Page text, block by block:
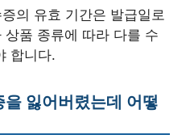
의 유효 기간은 발급일로
품 종류에 따라 다를 수
합니다.
잃어버렸는데 어떻